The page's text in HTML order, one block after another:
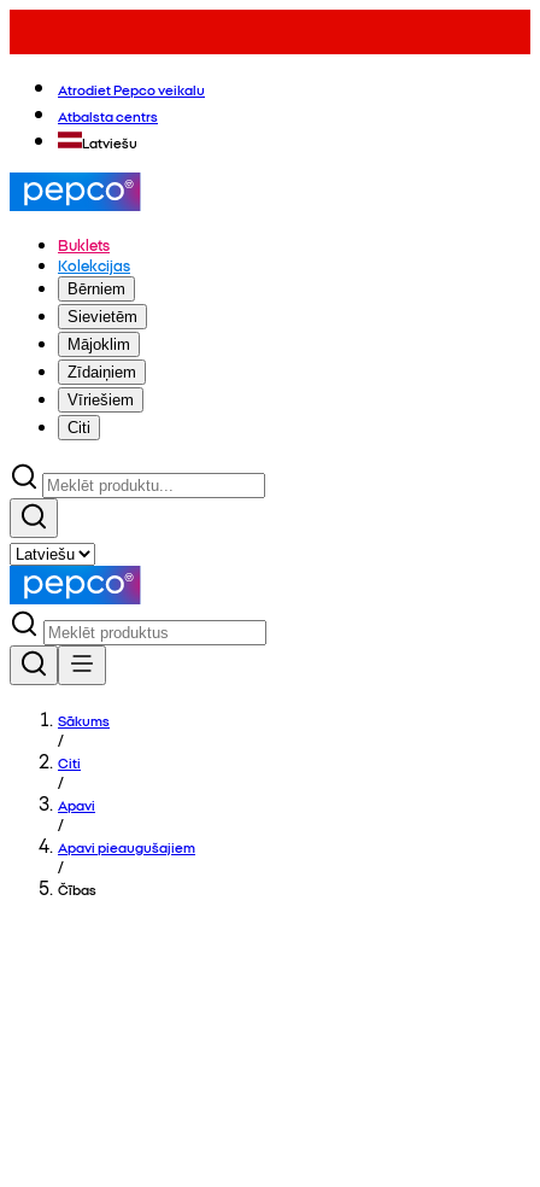
Atrodiet Pepco veikalu
Atbalsta centrs
Latviešu
Buklets
Kolekcijas
Bērniem
Sievietēm
Mājoklim
Zīdaiņiem
Vīriešiem
Citi
Sākums
/
Citi
/
Apavi
/
Apavi pieaugušajiem
/
Čības